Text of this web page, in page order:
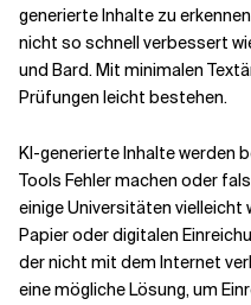
generierte Inhalte zu
nicht so schnell verbessert
und Bard. Mit minimalen
Prüfungen leicht bestehen.
KI-generierte Inhalte werden
Tools Fehler machen oder
einige Universitäten vielleicht
Papier oder digitalen
der nicht mit dem Internet
eine mögliche Lösung, um